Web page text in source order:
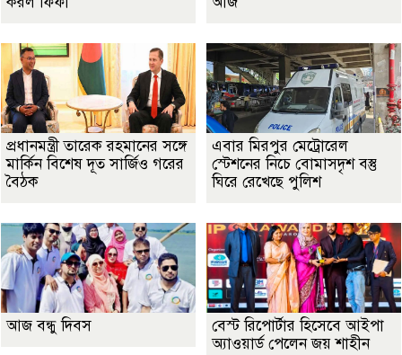
প্রধানমন্ত্রী তারেক রহমানের সঙ্গে
মার্কিন বিশেষ দূত সার্জিও গরের
বৈঠক
এবার মিরপুর মেট্রোরেল
স্টেশনের নিচে বোমাসদৃশ বস্তু
ঘিরে রেখেছে পুলিশ
আজ বন্ধু দিবস
বেস্ট রিপোর্টার হিসেবে আইপা
অ্যাওয়ার্ড পেলেন জয় শাহীন